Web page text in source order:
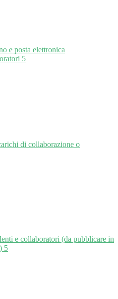
e posta elettronica
5
di collaborazione o
e collaboratori (da pubblicare in
5